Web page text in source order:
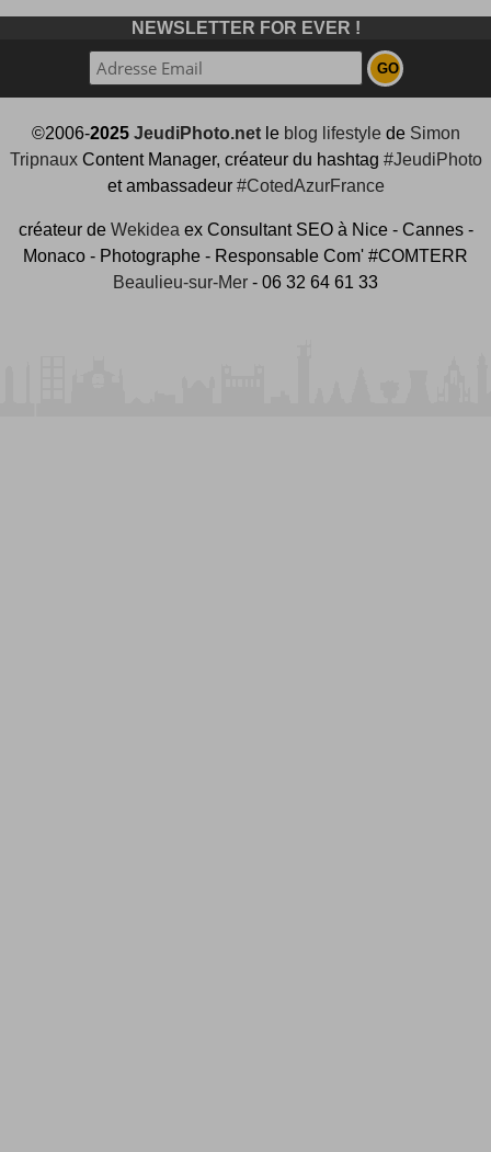
NEWSLETTER FOR EVER !
©2006-2025 JeudiPhoto.netle blog lifestylede Simon
TripnauxContent Manager, créateur du hashtag #JeudiPhoto
et ambassadeur #CotedAzurFrance
créateur de Wekidea ex Consultant SEO à Nice - Cannes -
Monaco - Photographe - Responsable Com' #COMTERR
Beaulieu-sur-Mer - 06 32 64 61 33